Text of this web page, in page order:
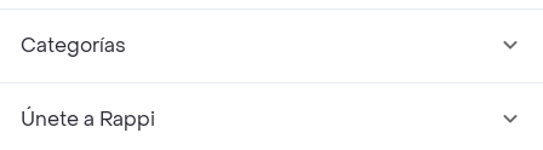
Categorías
Únete a Rappi